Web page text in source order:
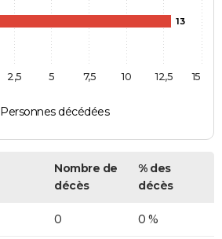
13
Personnes décédées
2,5 5 7,5 10 12,5 15
Nombre de
décès
% des
décès
0 0 %